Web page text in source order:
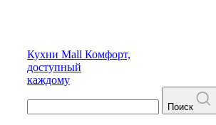
Кухни Mall Комфорт,
доступный
каждому
Поиск